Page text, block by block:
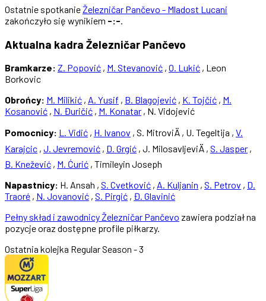
Ostatnie spotkanieŽelezničar Pančevo - Mladost Lucani
zakończyło się wynikiem -:-.
Aktualna kadra Železničar Pančevo
Bramkarze: Z. Popović , M. Stevanović , O. Lukić , Leon
Borkovic
Obrońcy: M. Milikić , A. Yusif , B. Blagojević , K. Tojčić , M.
Kosanović , N. Đuričić , M. Konatar , N. Vidojević
Pomocnicy: L. Vidić , H. Ivanov , S. MitroviÄ , U. Tegeltija , V.
Karajcic , J. Jevremović , D. Grgić , J. MilosavljeviÄ , S. Jasper ,
B. Knežević , M. Ćurić , Timileyin Joseph
Napastnicy: H. Ansah , S. Cvetković , A. Kuljanin , S. Petrov , D.
Traoré , N. Jovanović , S. Pirgić , Đ. Glavinić
Pełny skład i zawodnicy Železničar Pančevo zawiera podział na
pozycje oraz dostępne profile piłkarzy.
Ostatnia kolejka Regular Season - 3